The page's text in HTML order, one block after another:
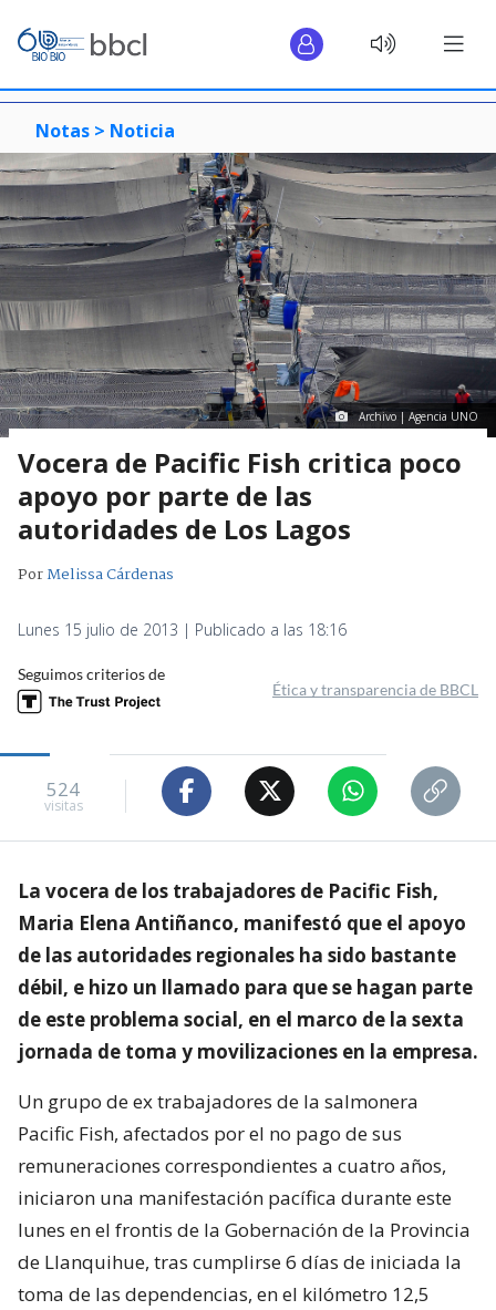
Notas > Noticia
Archivo | Agencia UNO
Vocera de Pacific Fish critica poco
apoyo por parte de las
autoridades de Los Lagos
PorMelissa Cárdenas
Lunes 15 julio de 2013 | Publicado a las 18:16
Seguimos criterios de
Ética y transparencia de BBCL
524
visitas
La vocera de los trabajadores de Pacific Fish,
Maria Elena Antiñanco, manifestó que el apoyo
de las autoridades regionales ha sido bastante
débil, e hizo un llamado para que se hagan parte
de este problema social, en el marco de la sexta
jornada de toma y movilizaciones en la empresa.
Un grupo de ex trabajadores de la salmonera
Pacific Fish, afectados por el no pago de sus
remuneraciones correspondientes a cuatro años,
iniciaron una manifestación pacífica durante este
lunes en el frontis de la Gobernación de la Provincia
de Llanquihue, tras cumplirse 6 días de iniciada la
toma de las dependencias, en el kilómetro 12,5